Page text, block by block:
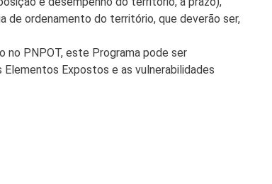
de ordenamento do território, que deverão ser,
no PNPOT, este Programa pode ser
Expostos e as vulnerabilidades